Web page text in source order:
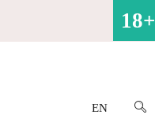
18+
EN